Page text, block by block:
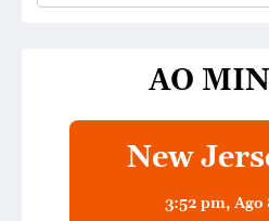
AO
New
3:52 pm, Ago